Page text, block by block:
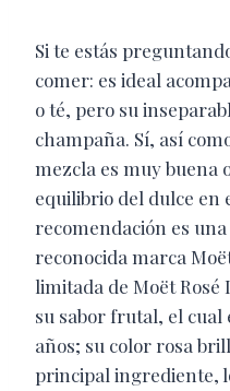
Si te estás
comer: es ideal
o té, pero su
champaña. Sí, así
mezcla es muy buena
equilibrio del dulce en
recomendación es
reconocida marca
limitada de Moët
su sabor frutal, el cual
años; su color rosa
principal ingrediente,